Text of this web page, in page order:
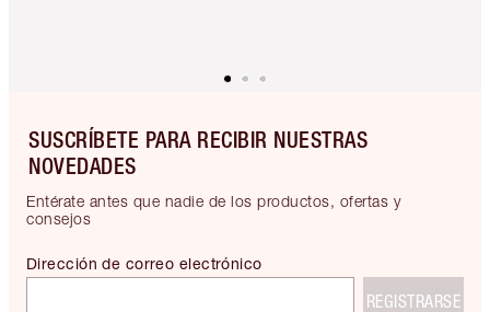
SUSCRÍBETE PARA RECIBIR NUESTRAS
NOVEDADES
Entérate antes que nadie de los productos, ofertas y
consejos
Dirección de correo electrónico
REGISTRARSE